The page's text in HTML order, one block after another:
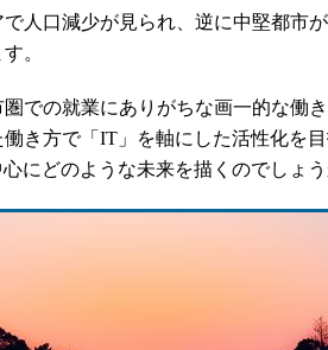
人口減少が見られ、逆に中堅都市
。
での就業にありがちな画一的な働
き方で「IT」を軸にした活性化を
にどのような未来を描くのでしょう